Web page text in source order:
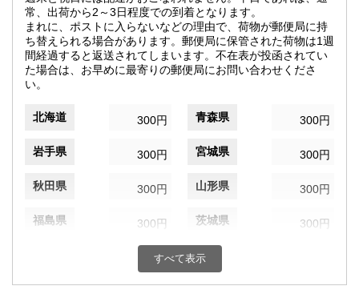
常、出荷から2～3日程度での到着となります。
まれに、ポストに入らないなどの理由で、荷物が郵便局に持
ち替えられる場合があります。郵便局に保管された荷物は1週
間経過すると返送されてしまいます。不在表が投函されてい
た場合は、お早めに最寄りの郵便局にお問い合わせくださ
い。
北海道 300円 青森県 300円
岩手県 300円 宮城県 300円
秋田県 300円 山形県 300円
福島県 300円 茨城県 300円
300円 群馬県
埼玉県 千葉県
すべて表示